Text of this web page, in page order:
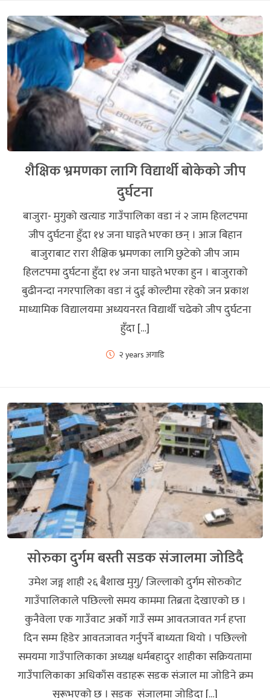
शैक्षिक भ्रमणका लागि विद्यार्थी बोकेको जीप
दुर्घटना
बाजुरा- मुगुको खत्याड गाउँपालिका वडा नं २ जाम हिलटपमा
जीप दुर्घटना हुँदा १४ जना घाइते भएका छन् । आज बिहान
बाजुराबाट रारा शैक्षिक भ्रमणका लागि छुटेको जीप जाम
हिलटपमा दुर्घटना हुँदा १४ जना घाइते भएका हुन । बाजुराको
बुढीनन्दा नगरपालिका वडा नं दुई कोल्टीमा रहेको जन प्रकाश
माध्यामिक विद्यालयमा अध्ययनरत विद्यार्थी चढेको जीप दुर्घटना
हुँदा […]
२ years अगाडि
सोरुका दुर्गम बस्ती सडक संजालमा जोडिदै
उमेश जङ्ग शाही २६ ब‌ैशाख मुगु/ जिल्लाको दुर्गम सोरुकोट
गाउँपालिकाले पछिल्लो समय काममा तिब्रता देखाएको छ ।
कुनैवेला एक गाउँवाट अर्काे गाउँ सम्म आवतजावत गर्न हप्ता
दिन सम्म हिडेर आवतजावत गर्नुपर्ने बाध्यता थियो । पछिल्लाे
समयमा गाउँपालिकाका अध्यक्ष धर्मबहादुर शाहीका सक्रियतामा
गाउँपालिकाका अधिकाँस वडाहरू सडक संजाल मा जाेडिने क्रम
सुरूभएकाे छ । सडक संजालमा जोडिदा […]